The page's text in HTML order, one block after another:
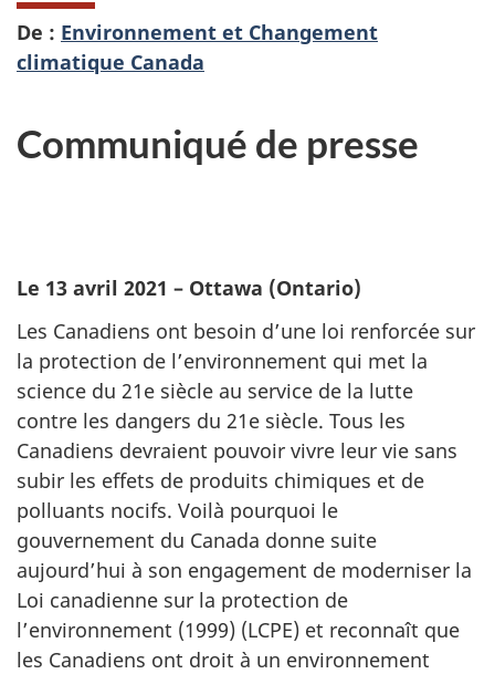
De : Environnement et Changement
climatique Canada
Communiqué de presse
Le 13 avril 2021 – Ottawa (Ontario)
Les Canadiens ont besoin d’une loi renforcée sur
la protection de l’environnement qui met la
science du 21e siècle au service de la lutte
contre les dangers du 21e siècle. Tous les
Canadiens devraient pouvoir vivre leur vie sans
subir les effets de produits chimiques et de
polluants nocifs. Voilà pourquoi le
gouvernement du Canada donne suite
aujourd’hui à son engagement de moderniser la
Loi canadienne sur la protection de
l’environnement (1999) (LCPE) et reconnaît que
les Canadiens ont droit à un environnement